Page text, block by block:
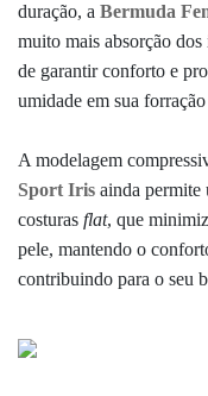
duração, a Bermuda
muito mais absorção
de garantir conforto e
umidade em sua
A modelagem
Sport Iris ainda permite
costuras flat, que
pele, mantendo o
contribuindo para o seu